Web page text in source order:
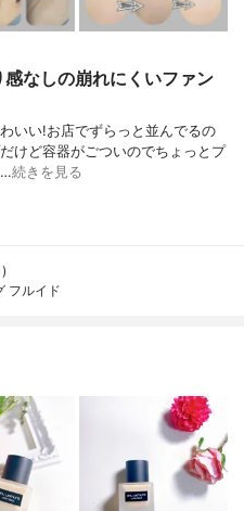
なしの崩れにくいファン
いい!お店でずらっと並んでるの
けど容器がごついのでちょっとプ
…続きを見る
フルイド